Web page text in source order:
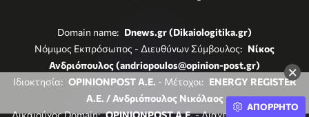
×
Domain name: Dnews.gr (Dikaiologitika.gr)
Νόμιμος Εκπρόσωπος - Διευθύνων Σύμβουλος: Νίκος
Ανδριόπουλος (andriopoulos@opinion-post.gr)
Ιδιοκτησία: OPINIONPOST A.E. - Μέτοχοι: ENERGY REGISTER
Α.Ε. / Ανδριόπουλος Νικόλαος
Δικαιούχος Domain: OPINIONPOST A.E.- Διαχειριστής Domain:
ΑΠΟΡΡΗΤΟ